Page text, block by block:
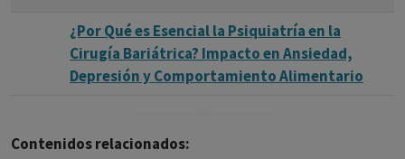
¿Por Qué es Esencial la Psiquiatría en la
Cirugía Bariátrica? Impacto en Ansiedad,
Depresión y Comportamiento Alimentario
Contenidos relacionados: